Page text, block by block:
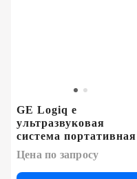
GE Logiq e
ультразвуковая
система портативная
Цена по запросу